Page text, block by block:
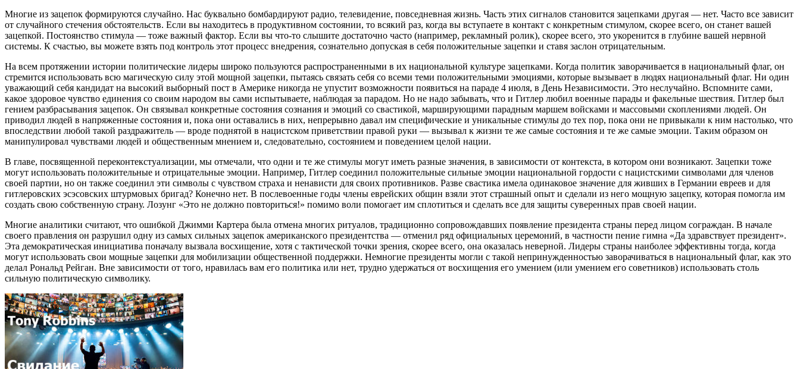
Многие из зацепок формируются случайно. Нас буквально бомбардируют радио, телевидение, повседневная жизнь. Часть этих сигналов становится зацепками другая — нет. Часто все зависит
от случайного стечения обстоятельств. Если вы находитесь в продуктивном состоянии, то всякий раз, когда вы вступаете в контакт с конкретным стимулом, скорее всего, он станет вашей
зацепкой. Постоянство стимула — тоже важный фактор. Если вы что-то слышите достаточно часто (например, рекламный ролик), скорее всего, это укоренится в глубине вашей нервной
системы. К счастью, вы можете взять под контроль этот процесс внедрения, сознательно допуская в себя положительные зацепки и ставя заслон отрицательным.
На всем протяжении истории политические лидеры широко пользуются распространенными в их национальной культуре зацепками. Когда политик заворачивается в национальный флаг, он
стремится использовать всю магическую силу этой мощной зацепки, пытаясь связать себя со всеми теми положительными эмоциями, которые вызывает в людях национальный флаг. Ни один
уважающий себя кандидат на высокий выборный пост в Америке никогда не упустит возможности появиться на параде 4 июля, в День Независимости. Это неслучайно. Вспомните сами,
какое здоровое чувство единения со своим народом вы сами испытываете, наблюдая за парадом. Но не надо забывать, что и Гитлер любил военные парады и факельные шествия. Гитлер был
гением разбрасывания зацепок. Он связывал конкретные состояния сознания и эмоций со свастикой, марширующими парадным маршем войсками и массовыми скоплениями людей. Он
приводил людей в напряженные состояния и, пока они оставались в них, непрерывно давал им специфические и уникальные стимулы до тех пор, пока они не привыкали к ним настолько, что
впоследствии любой такой раздражитель — вроде поднятой в нацистском приветствии правой руки — вызывал к жизни те же самые состояния и те же самые эмоции. Таким образом он
манипулировал чувствами людей и общественным мнением и, следовательно, состоянием и поведением целой нации.
В главе, посвященной переконтекстуализации, мы отмечали, что одни и те же стимулы могут иметь разные значения, в зависимости от контекста, в котором они возникают. Зацепки тоже
могут использовать положительные и отрицательные эмоции. Например, Гитлер соединил положительные сильные эмоции национальной гордости с нацистскими символами для членов
своей партии, но он также соединил эти символы с чувством страха и ненависти для своих противников. Разве свастика имела одинаковое значение для живших в Германии евреев и для
гитлеровских эсэсовских штурмовых бригад? Конечно нет. В послевоенные годы члены еврейских общин взяли этот страшный опыт и сделали из него мощную зацепку, которая помогла им
создать свою собственную страну. Лозунг «Это не должно повториться!» помимо воли помогает им сплотиться и сделать все для защиты суверенных прав своей нации.
Многие аналитики считают, что ошибкой Джимми Картера была отмена многих ритуалов, традиционно сопровождавших появление президента страны перед лицом сограждан. В начале
своего правления он разрушил одну из самых сильных зацепок американского президентства — отменил ряд официальных церемоний, в частности пение гимна «Да здравствует президент».
Эта демократическая инициатива поначалу вызвала восхищение, хотя с тактической точки зрения, скорее всего, она оказалась неверной. Лидеры страны наиболее эффективны тогда, когда
могут использовать свои мощные зацепки для мобилизации общественной поддержки. Немногие президенты могли с такой непринужденностью заворачиваться в национальный флаг, как это
делал Рональд Рейган. Вне зависимости от того, нравилась вам его политика или нет, трудно удержаться от восхищения его умением (или умением его советников) использовать столь
сильную политическую символику.